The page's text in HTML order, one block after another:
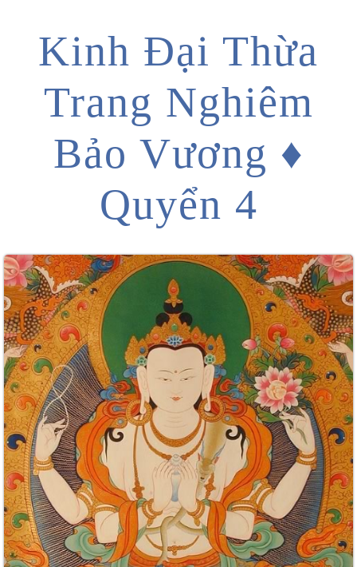
Kinh Đại Thừa
Trang Nghiêm
Bảo Vương ♦
Quyển 4